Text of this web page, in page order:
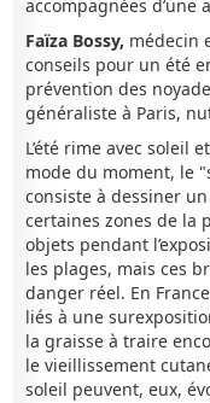
accompagnées
Faïza Bossy, médecin
conseils pour un été
prévention des
généraliste à Paris,
L’été rime avec soleil
mode du moment, le
consiste à dessiner
certaines zones de la
objets pendant
les plages, mais ces
danger réel. En
liés à une
la graisse à traire
le vieillissement
soleil peuvent, eux,